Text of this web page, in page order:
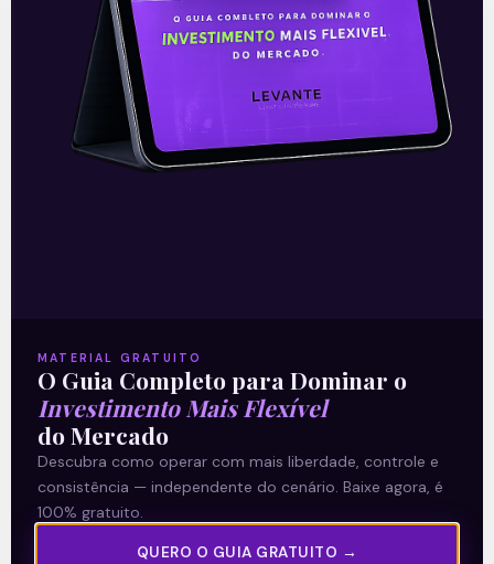
Recomendado para
você
(Copom) encerrada na quarta-feira (5)
confirmou as expectativas quase
unânimes dos investidores e reduziu a taxa
Selic em
READ MORE »
06/08/2026 Nenhum comentário
MATERIAL GRATUITO
O Guia Completo para Dominar o
Investimento Mais Flexível
do Mercado
Descubra como operar com mais liberdade, controle e
consistência — independente do cenário. Baixe agora, é
100% gratuito.
QUERO O GUIA GRATUITO →